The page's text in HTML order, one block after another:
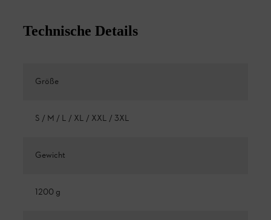
Technische Details
Größe
S / M / L / XL / XXL / 3XL
Gewicht
1200 g